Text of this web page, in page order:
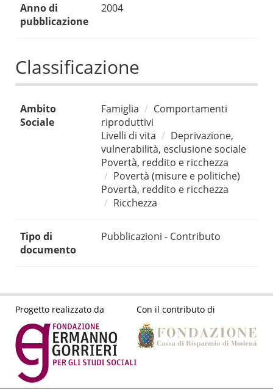
Anno di
pubblicazione
2004
Classificazione
Ambito
Sociale
Famiglia
Comportamenti
riproduttivi
Livelli di vita
Deprivazione,
vulnerabilità, esclusione sociale
Povertà, reddito e ricchezza
Povertà (misure e politiche)
Povertà, reddito e ricchezza
Ricchezza
Tipo di
documento
Pubblicazioni - Contributo
Progetto realizzato da Con il contributo di